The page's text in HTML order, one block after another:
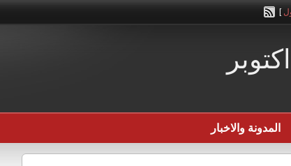
]
المدونة والاخبار